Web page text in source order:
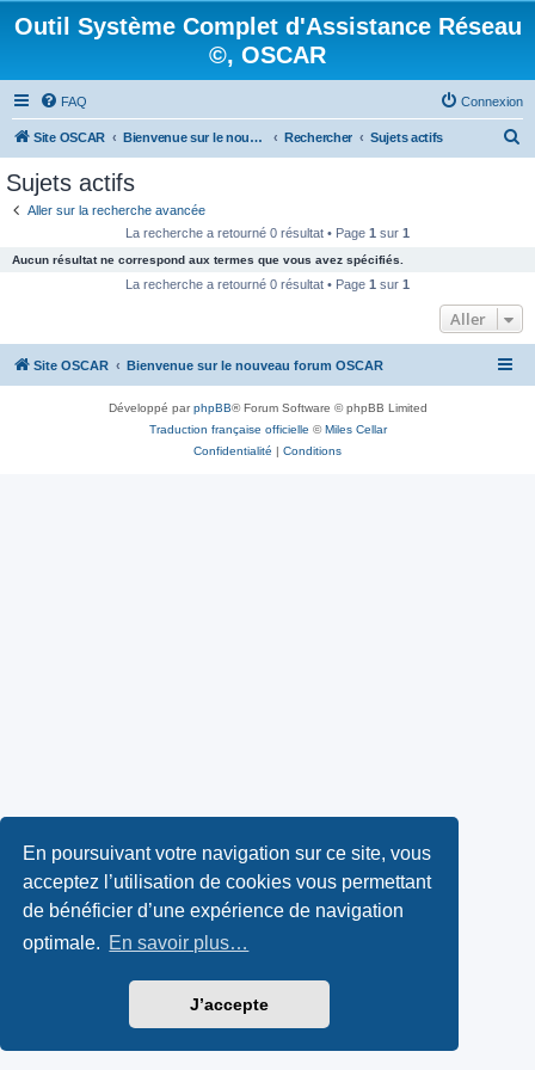
En poursuivant votre navigation sur ce site, vous
acceptez l’utilisation de cookies vous permettant
de bénéficier d’une expérience de navigation
optimale. En savoir plus…
J’accepte
Outil Système Complet d'Assistance Réseau
©, OSCAR
FAQ Connexion
Site OSCAR Bienvenue sur le nouveau forum OSCAR Rechercher Sujets actifs
c
Sujets actifs
Aller sur la recherche avancée
La recherche a retourné 0 résultat • Page 1 sur 1
Aucun résultat ne correspond aux termes que vous avez spécifiés.
La recherche a retourné 0 résultat • Page 1 sur 1
Aller
Site OSCAR Bienvenue sur le nouveau forum OSCAR
Développé parphpBB® Forum Software © phpBB Limited
Traduction française officielle ©Miles Cellar
Confidentialité | Conditions